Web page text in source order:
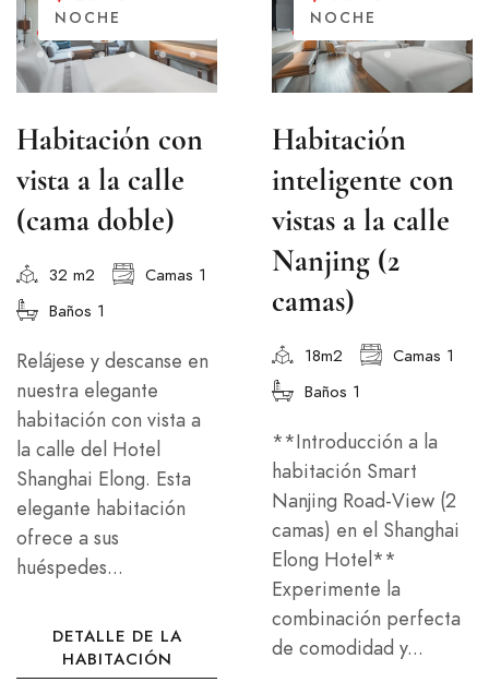
NOCHE
Habitación con
vista a la calle
(cama doble)
32 m2
Camas 1
Baños 1
Relájese y descanse en
nuestra elegante
habitación con vista a
la calle del Hotel
Shanghai Elong. Esta
elegante habitación
ofrece a sus
huéspedes...
DETALLE DE LA
HABITACIÓN
NOCHE
Habitación
inteligente con
vistas a la calle
Nanjing (2
camas)
18m2
Camas 1
Baños 1
**Introducción a la
habitación Smart
Nanjing Road-View (2
camas) en el Shanghai
Elong Hotel**
Experimente la
combinación perfecta
de comodidad y...